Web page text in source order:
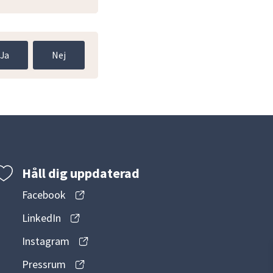
Ja Nej
Håll dig uppdaterad
Facebook
LinkedIn
Instagram
Pressrum